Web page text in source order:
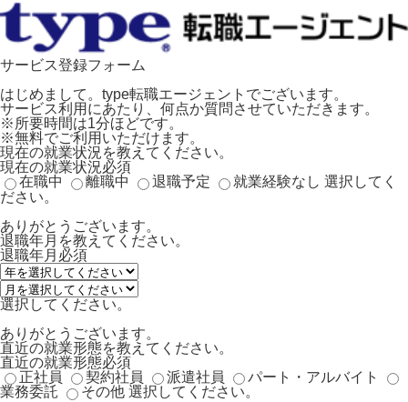
サービス登録フォーム
はじめまして。type転職エージェントでございます。
サービス利用にあたり、何点か質問させていただきます。
※所要時間は1分ほどです。
※無料でご利用いただけます。
現在の就業状況を教えてください。
現在の就業状況必須
在職中
離職中 退職予定 就業経験なし 選択してく
ださい。
ありがとうございます。
退職年月を教えてください。
退職年月 必須
選択してください。
ありがとうございます。
直近の就業形態を教えてください。
直近の就業形態必須
正社員
契約社員 派遣社員
パート・アルバイト
業務委託
その他 選択してください。